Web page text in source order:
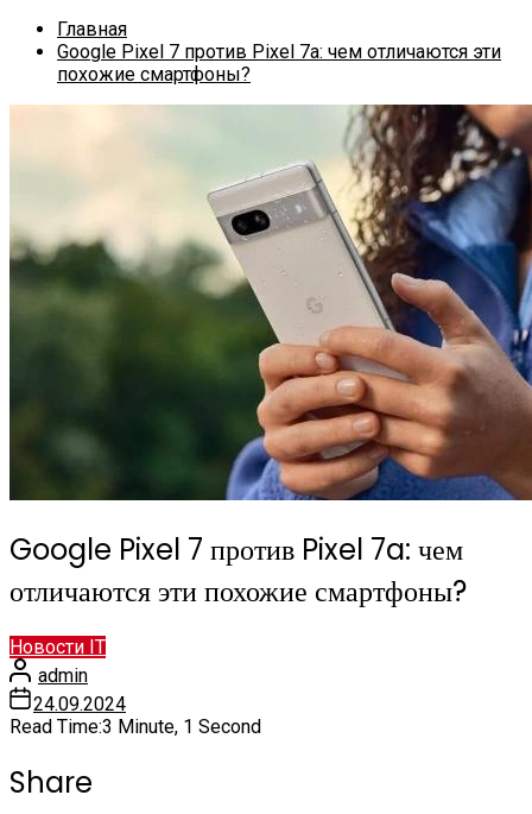
Главная
Google Pixel 7 против Pixel 7a: чем отличаются эти
похожие смартфоны?
Google Pixel 7 против Pixel 7a: чем
отличаются эти похожие смартфоны?
Новости IT
admin
24.09.2024
Read Time:3 Minute, 1 Second
Share